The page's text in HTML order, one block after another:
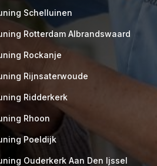
Schelluinen
Rotterdam Albrandswaard
Rockanje
Rijnsaterwoude
Ridderkerk
Rhoon
Poeldijk
Ouderkerk Aan Den Ijssel